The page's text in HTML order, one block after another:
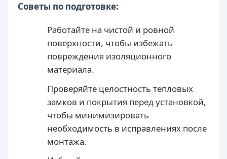
Советы по подготовке:
Работайте на чистой и ровной
поверхности, чтобы избежать
повреждения изоляционного
материала.
Проверяйте целостность тепловых
замков и покрытия перед установкой,
чтобы минимизировать
необходимость в исправлениях после
монтажа.